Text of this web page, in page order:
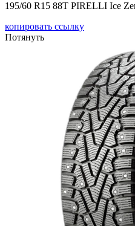
195/60 R15 88T PIRELLI Ice
копировать ссылку
Потянуть